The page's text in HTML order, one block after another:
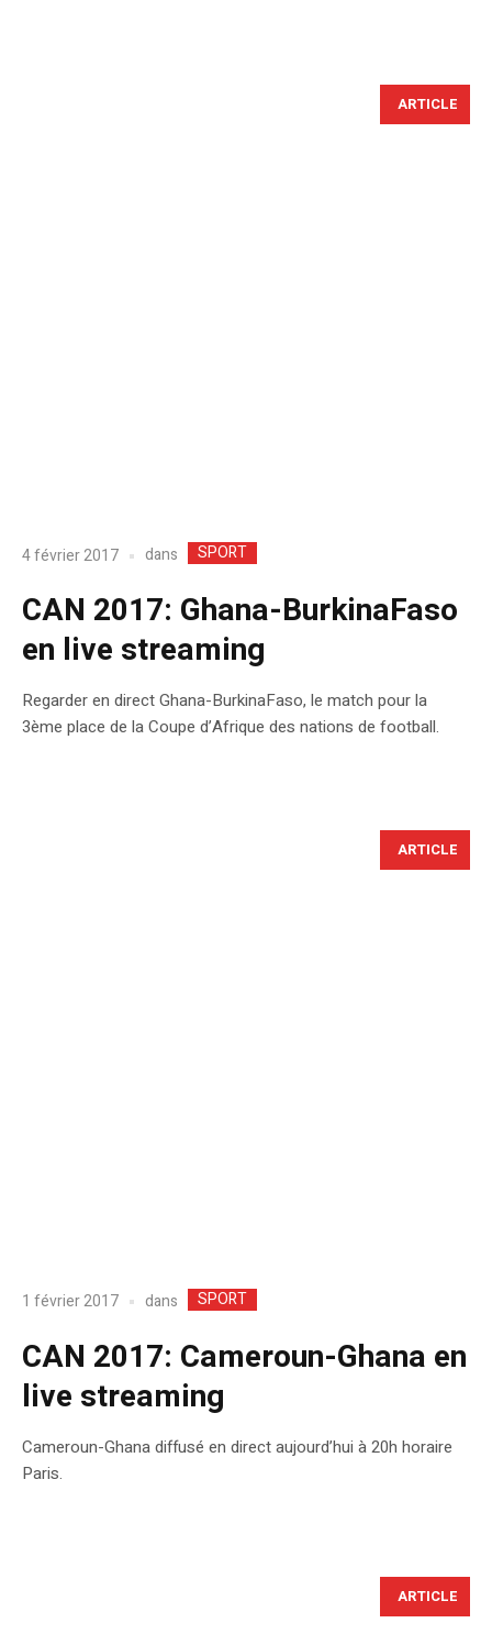
ARTICLE
4 février 2017 dans SPORT
CAN 2017: Ghana-BurkinaFaso
en live streaming
Regarder en direct Ghana-BurkinaFaso, le match pour la
3ème place de la Coupe d’Afrique des nations de football.
ARTICLE
1 février 2017 dans SPORT
CAN 2017: Cameroun-Ghana en
live streaming
Cameroun-Ghana diffusé en direct aujourd’hui à 20h horaire
Paris.
ARTICLE